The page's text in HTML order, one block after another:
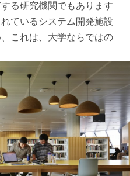
る研究機関でもあります
ているシステム開発施設
これは、大学ならではの